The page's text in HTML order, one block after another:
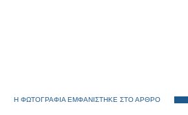
Η ΦΩΤΟΓΡΑΦΙΑ ΕΜΦΑΝΙΣΤΗΚΕ ΣΤΟ ΑΡΘΡΟ